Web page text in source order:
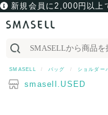
新規会員に2,000円以上
SMASELL バッグ ショルダー
smasell.USED